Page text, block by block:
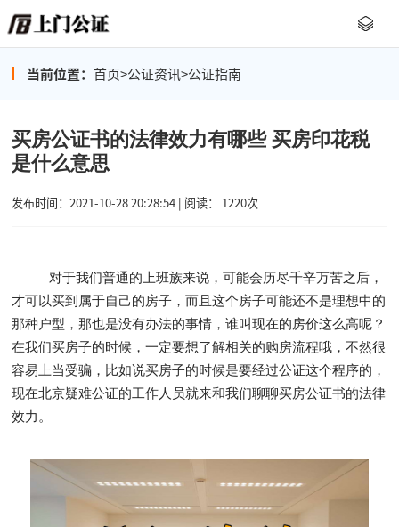
当前位置： 首页>公证资讯>公证指南
买房公证书的法律效力有哪些 买房印花税
是什么意思
发布时间：2021-10-28 20:28:54 | 阅读： 1220次
对于我们普通的上班族来说，可能会历尽千辛万苦之后，
才可以买到属于自己的房子，而且这个房子可能还不是理想中的
那种户型，那也是没有办法的事情，谁叫现在的房价这么高呢？
在我们买房子的时候，一定要想了解相关的购房流程哦，不然很
容易上当受骗，比如说买房子的时候是要经过公证这个程序的，
现在北京疑难公证的工作人员就来和我们聊聊买房公证书的法律
效力。